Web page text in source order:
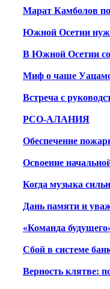
Марат Камболов
Южной Осетии
В Южной Осетии
Миф о чаше
Встреча с
РСО-АЛАНИЯ
Обеспечение
Освоение
Когда музыка
Дань памяти и
«Команда
Сбой в системе
Верность клятве: